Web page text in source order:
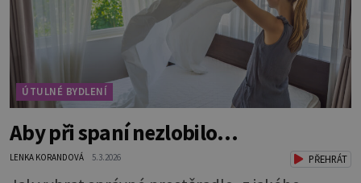
ÚTULNÉ BYDLENÍ
Aby při spaní nezlobilo…
LENKA KORANDOVÁ 5.3.2026 PŘEHRÁT